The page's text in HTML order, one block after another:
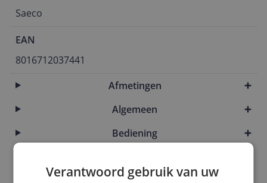
Saeco
EAN
8016712037441
Afmetingen
Algemeen
Bediening
Functies
Verantwoord gebruik van uw